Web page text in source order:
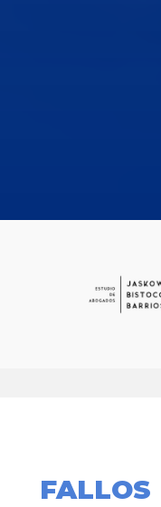
FALLOS